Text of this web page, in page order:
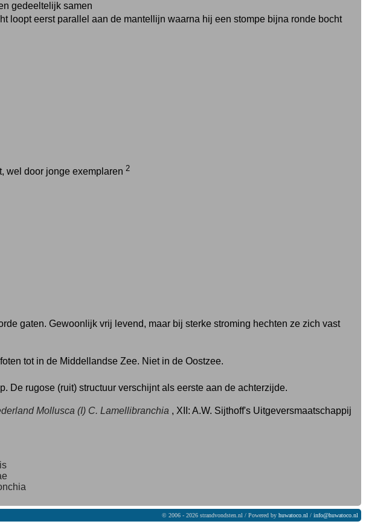
gedeeltelijk samen
loopt eerst parallel aan de mantellijn waarna hij een stompe bijna ronde bocht
wel door jonge exemplaren 2
gaten. Gewoonlijk vrij levend, maar bij sterke stroming hechten ze zich vast
tot in de Middellandse Zee. Niet in de Oostzee.
De rugose (ruit) structuur verschijnt als eerste aan de achterzijde.
Mollusca (I) C. Lamellibranchia , XII: A.W. Sijthoff's Uitgeversmaatschappij
© 2006 - 2026 strandvondsten.nl / Powered by huwatoco.nl / info@huwatoco.nl